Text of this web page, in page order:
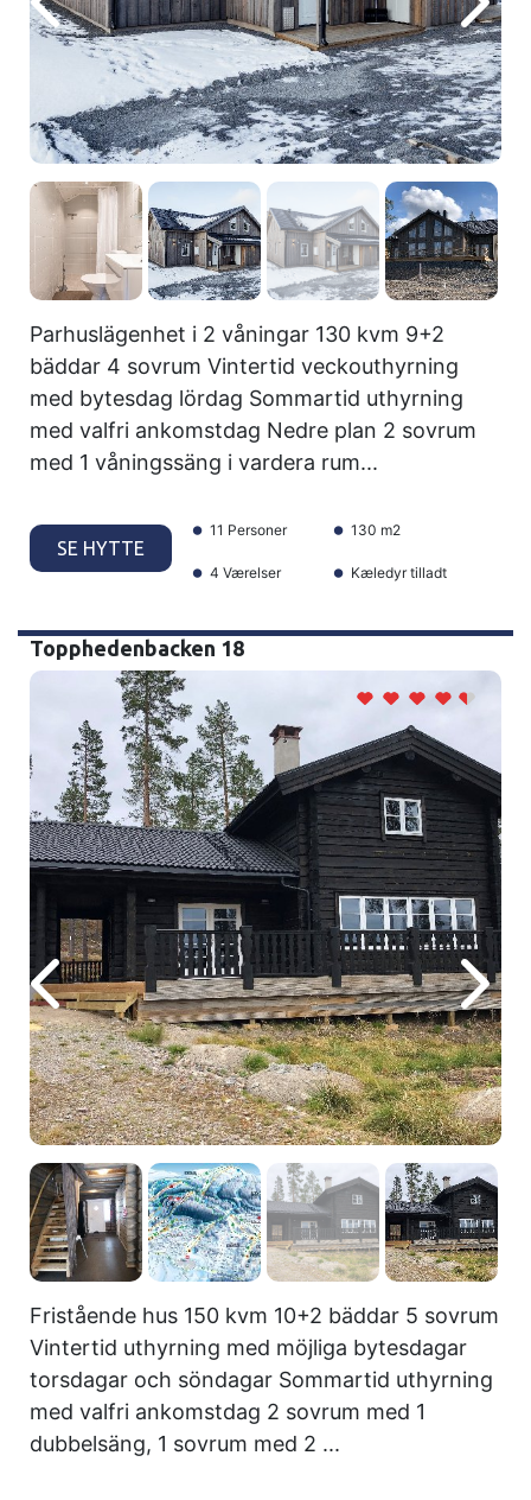
Parhuslägenhet i 2 våningar 130 kvm 9+2
bäddar 4 sovrum Vintertid veckouthyrning
med bytesdag lördag Sommartid uthyrning
med valfri ankomstdag Nedre plan 2 sovrum
med 1 våningssäng i vardera rum...
SE HYTTE
11 Personer 130 m2
4 Værelser Kæledyr tilladt
Topphedenbacken 18
Fristående hus 150 kvm 10+2 bäddar 5 sovrum
Vintertid uthyrning med möjliga bytesdagar
torsdagar och söndagar Sommartid uthyrning
med valfri ankomstdag 2 sovrum med 1
dubbelsäng, 1 sovrum med 2 ...